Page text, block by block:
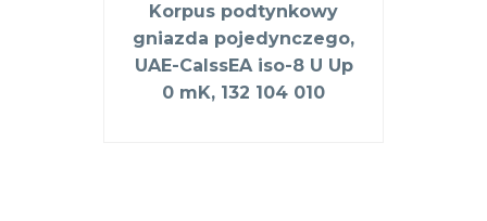
Korpus podtynkowy
gniazda pojedynczego,
UAE-CalssEA iso-8 U Up
0 mK, 132 104 010